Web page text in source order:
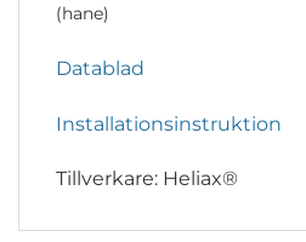
(hane)
Datablad
Installationsinstruktion
Tillverkare: Heliax®